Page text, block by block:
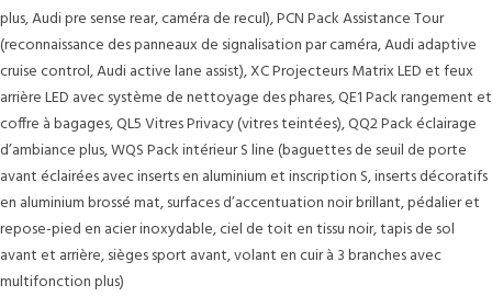
plus, Audi pre sense rear, caméra de recul), PCN Pack Assistance Tour
(reconnaissance des panneaux de signalisation par caméra, Audi adaptive
cruise control, Audi active lane assist), XC Projecteurs Matrix LED et feux
arrière LED avec système de nettoyage des phares, QE1 Pack rangement et
coffre à bagages, QL5 Vitres Privacy (vitres teintées), QQ2 Pack éclairage
d’ambiance plus, WQS Pack intérieur S line (baguettes de seuil de porte
avant éclairées avec inserts en aluminium et inscription S, inserts décoratifs
en aluminium brossé mat, surfaces d’accentuation noir brillant, pédalier et
repose-pied en acier inoxydable, ciel de toit en tissu noir, tapis de sol
avant et arrière, sièges sport avant, volant en cuir à 3 branches avec
multifonction plus)